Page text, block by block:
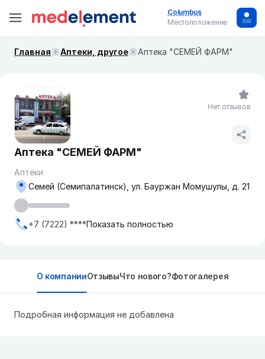
Columbus
Местоположение
Главная Аптеки, другое Аптека "СЕМЕЙ ФАРМ"
Аптека "СЕМЕЙ ФАРМ"
Аптеки
Семей (Семипалатинск), ул. Бауржан Момушулы, д. 21
+7 (7222) ****Показать полностью
Нет отзывов
О компанииОтзывыЧто нового?Фотогалерея
Подробная информация не добавлена